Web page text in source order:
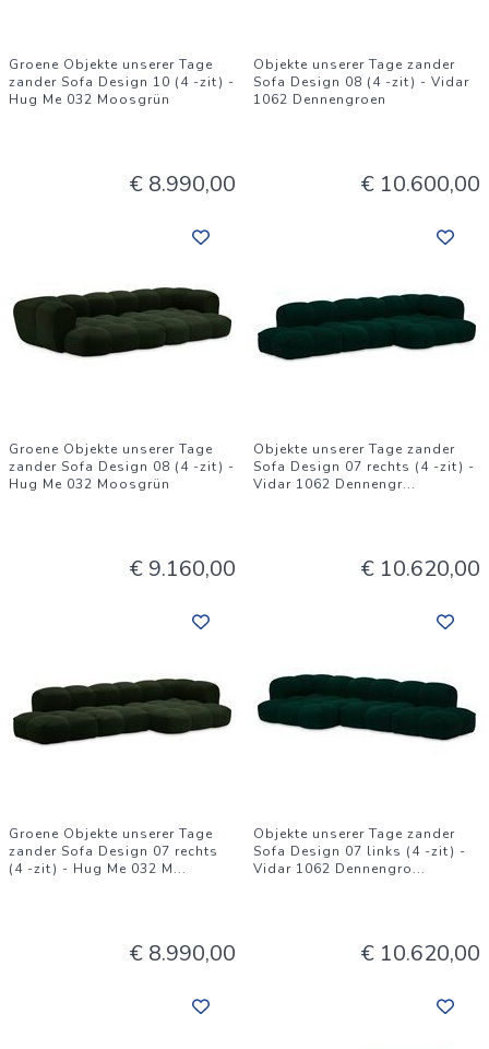
Groene Objekte unserer Tage
zander Sofa Design 10 (4 -zit) -
Hug Me 032 Moosgrün
€ 8.990,00
Objekte unserer Tage zander
Sofa Design 08 (4 -zit) - Vidar
1062 Dennengroen
€ 10.600,00
Groene Objekte unserer Tage
zander Sofa Design 08 (4 -zit) -
Hug Me 032 Moosgrün
€ 9.160,00
Objekte unserer Tage zander
Sofa Design 07 rechts (4 -zit) -
Vidar 1062 Dennengr...
€ 10.620,00
Groene Objekte unserer Tage
zander Sofa Design 07 rechts
(4 -zit) - Hug Me 032 M...
€ 8.990,00
Objekte unserer Tage zander
Sofa Design 07 links (4 -zit) -
Vidar 1062 Dennengro...
€ 10.620,00